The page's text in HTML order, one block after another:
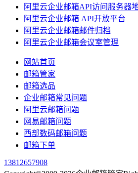
阿里云企业邮箱API访问服务器
阿里云企业邮箱 API开放平台
阿里云企业邮箱邮件归档
阿里云企业邮箱会议室管理
网站首页
邮箱管家
邮箱选品
企业邮箱常见问题
阿里云邮箱问题
网易邮箱问题
西部数码邮箱问题
邮箱下单
13812657908